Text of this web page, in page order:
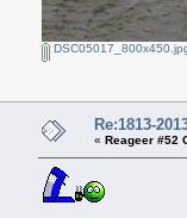
Re:1813-
« Reageer #52